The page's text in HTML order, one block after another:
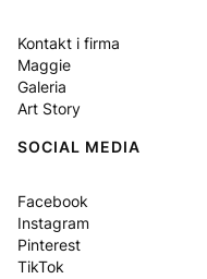
Kontakt i firma
Maggie
Galeria
Art Story
SOCIAL MEDIA
Facebook
Instagram
Pinterest
TikTok